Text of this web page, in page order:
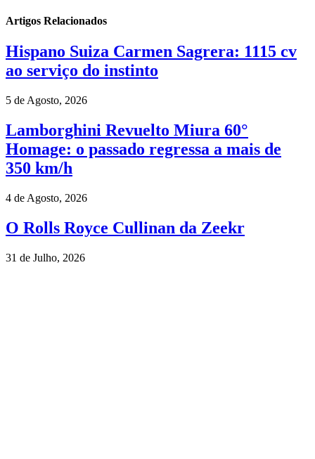
Artigos Relacionados
Hispano Suiza Carmen Sagrera: 1115 cv
ao serviço do instinto
5 de Agosto, 2026
Lamborghini Revuelto Miura 60°
Homage: o passado regressa a mais de
350 km/h
4 de Agosto, 2026
O Rolls Royce Cullinan da Zeekr
31 de Julho, 2026